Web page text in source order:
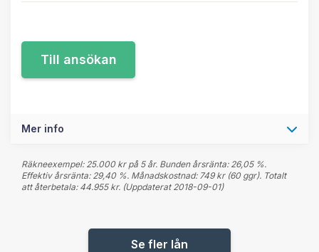
Mer info
Räkneexempel: 25.000 kr på 5 år. Bunden årsränta: 26,05 %.
Effektiv årsränta: 29,40 %. Månadskostnad: 749 kr (60 ggr). Totalt
att återbetala: 44.955 kr. (Uppdaterat 2018-09-01)
Se fler lån